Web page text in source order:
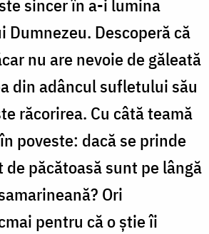
sincer în a-i lumina
Dumnezeu. Descoperă că
nu are nevoie de găleată
din adâncul sufletului său
răcorirea. Cu câtă teamă
poveste: dacă se prinde
de păcătoasă sunt pe lângă
Ori
pentru că o știe îi